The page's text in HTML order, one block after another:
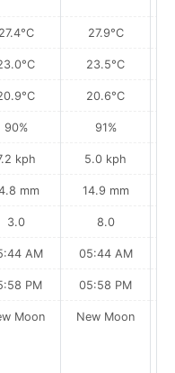
27.4°C
90%
kph
mm
3.0
AM
PM
Moon
27.9°C
23.5°C
20.6°C
91%
5.0 kph
14.9 mm
8.0
05:44 AM
05:58 PM
New Moon